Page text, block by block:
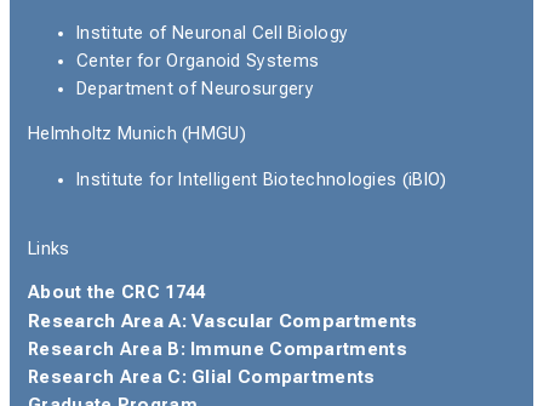
Institute of Neuronal Cell Biology
Center for Organoid Systems
Department of Neurosurgery
Helmholtz Munich (HMGU)
Institute for Intelligent Biotechnologies (iBIO)
Links
About the CRC 1744
Research Area A: Vascular Compartments
Research Area B: Immune Compartments
Research Area C: Glial Compartments